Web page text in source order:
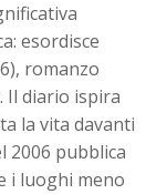
esordisce
romanzo
Il diario ispira
la vita davanti
2006 pubblica
i luoghi meno